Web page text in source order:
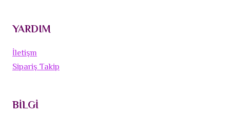
YARDIM
İletişm
Sipariş Takip
BİLGİ